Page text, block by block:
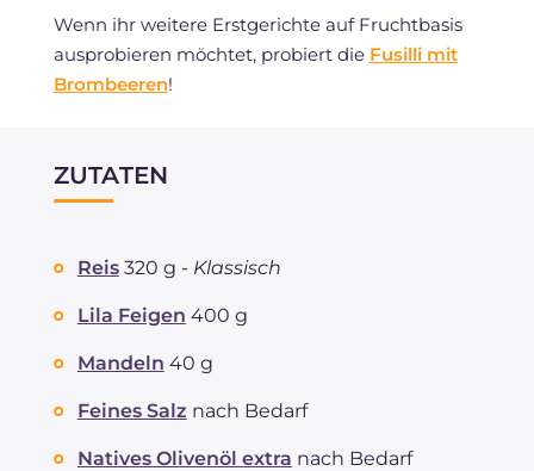
Wenn ihr weitere Erstgerichte auf Fruchtbasis
ausprobieren möchtet, probiert die Fusilli mit
Brombeeren!
ZUTATEN
Reis 320 g - Klassisch
Lila Feigen 400 g
Mandeln 40 g
Feines Salz nach Bedarf
Natives Olivenöl extra nach Bedarf